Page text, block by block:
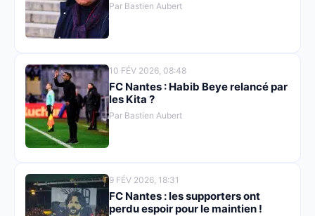
Par Bastien Aubert
10 FÉV 2026, 08:48
FC Nantes : Habib Beye relancé par
les Kita ?
Par Bastien Aubert
9 FÉV 2026, 18:31
FC Nantes : les supporters ont
perdu espoir pour le maintien !